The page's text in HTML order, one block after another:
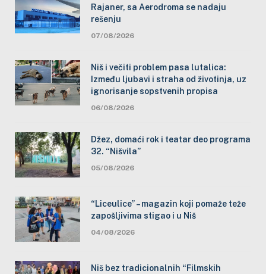
Rajaner, sa Aerodroma se nadaju
rešenju
07/08/2026
Niš i večiti problem pasa lutalica:
Između ljubavi i straha od životinja, uz
ignorisanje sopstvenih propisa
06/08/2026
Džez, domaći rok i teatar deo programa
32. “Nišvila”
05/08/2026
“Liceulice” – magazin koji pomaže teže
zapošljivima stigao i u Niš
04/08/2026
Niš bez tradicionalnih “Filmskih